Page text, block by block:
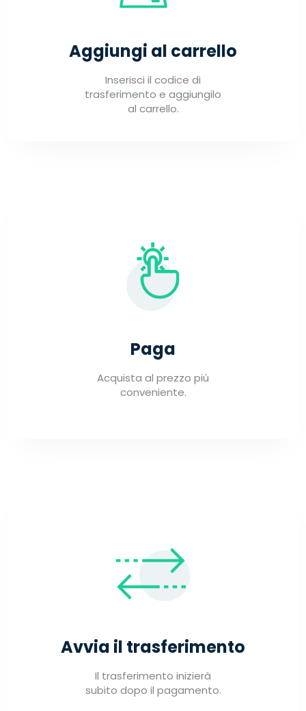
Aggiungi al carrello
Inserisci il codice di
trasferimento e aggiungilo
al carrello.
Paga
Acquista al prezzo più
conveniente.
Avvia il trasferimento
Il trasferimento inizierà
subito dopo il pagamento.